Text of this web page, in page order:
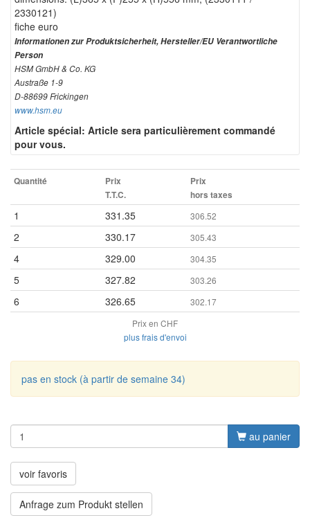
2330121)
fiche euro
Informationen zur Produktsicherheit, Hersteller/EU Verantwortliche
Person
HSM GmbH & Co. KG
Austraße 1-9
D-88699 Frickingen
www.hsm.eu
Article spécial: Article sera particulièrement commandé
pour vous.
Quantité
Prix
T.T.C.
Prix
hors taxes
1 331.35 306.52
2 330.17 305.43
4 329.00 304.35
5 327.82 303.26
6 326.65
302.17
Prix en CHF
plus frais d'envoi
pas en stock (à partir de semaine 34)
au panier
voir favoris
Anfrage zum Produkt stellen